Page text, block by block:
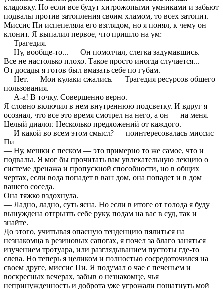
кладовку. Но если все будут хитрожопыми умниками и забьют
подвалы против затопления своим хламом, то всех затопит.
Миссис Пи испепеляла его взглядом, но я понял, к чему он
клонит. Я выпалил первое, что пришло на ум:
— Трагедия.
— Ну, вообще-то... — Он помолчал, слегка задумавшись. —
Все не настолько плохо. Такое просто иногда случается...
От досады я готов был вмазать себе по губам.
— Нет. — Мои кулаки сжались. — Трагедия ресурсов общего
пользования.
— А-а! В точку. Совершенно верно.
Я словно включил в нем внутреннюю подсветку. И вдруг я
осознал, что все это время смотрел на него, а он — на меня.
Целый диалог. Несколько предложений от каждого.
— И какой во всем этом смысл? — поинтересовалась миссис
Пи.
— Ну, мешки с песком — это примерно то же самое, что и
подвалы. Я мог бы прочитать вам увлекательную лекцию о
системе дренажа и пропускной способности, но в общих
чертах, если вода попадет в ваш дом, она попадет и в дом
вашего соседа.
Она тяжко вздохнула.
— Ладно, ладно, суть ясна. Но если в итоге от голода я буду
вынуждена отгрызть себе руку, подам на вас в суд, так и
знайте.
До этого, учитывая опасную тенденцию пялиться на
незнакомца в резиновых сапогах, я почел за благо заняться
изучением тротуара, или разглядыванием пустоты где-то
слева. Но теперь я целиком и полностью сосредоточился на
своем друге, миссис Пи. Я подумал о чае с печеньем и
воскресных вечерах, забыв о незнакомце, чья
непринужденность и доброта уже угрожали пошатнуть мой